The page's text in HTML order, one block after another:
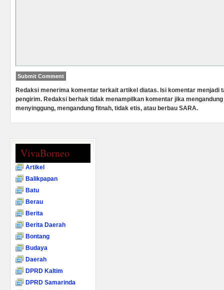
Redaksi menerima komentar terkait artikel diatas. Isi komentar menjadi
pengirim. Redaksi berhak tidak menampilkan komentar jika
menyinggung, mengandung fitnah, tidak etis, atau berbau SARA.
VivaBorneo
Artikel
Balikpapan
Batu
Berau
Berita
Berita Daerah
Bontang
Budaya
Daerah
DPRD Kaltim
DPRD Samarinda